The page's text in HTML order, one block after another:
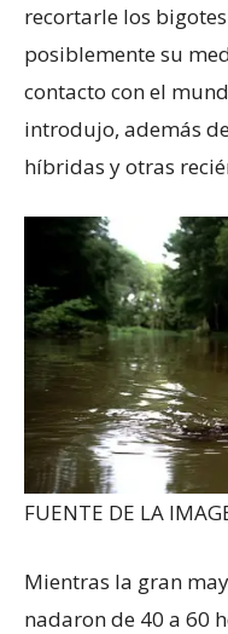
recortarle los
posiblemente su
contacto con el
introdujo, además
híbridas y otras
FUENTE DE LA
Mientras la gran
nadaron de 40 a 60